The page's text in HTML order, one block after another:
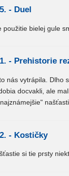
- Duel
použitie bielej gule
- Prehistorie
nás vytrápila. Dlho
docvakli, ale
- Kostičky
si tie prsty